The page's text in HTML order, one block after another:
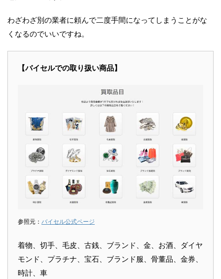
わざわざ別の業者に頼んで二度手間になってしまうことがな
くなるのでいいですね。
【バイセルでの取り扱い商品】
参照元： バイセル公式ページ
着物、切手、毛皮、古銭、ブランド、金、お酒、ダイヤ
モンド、プラチナ、宝石、ブランド服、骨董品、金券、
時計、車